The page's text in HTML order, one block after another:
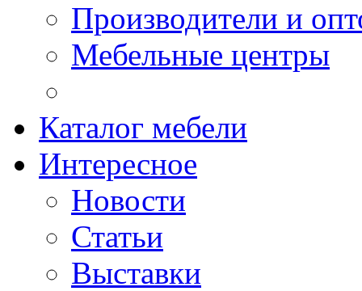
Производители и
Мебельные центры
Каталог мебели
Интересное
Новости
Статьи
Выставки